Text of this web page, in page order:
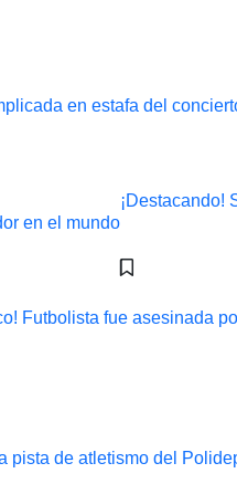
¡Destacando!
Futbolista fue asesinada